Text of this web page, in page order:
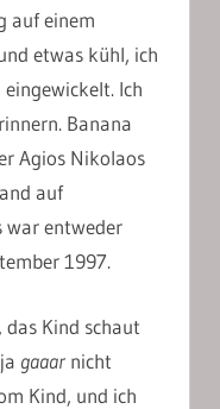
auf einem
etwas kühl, ich
Ich
Banana
Agios Nikolaos
auf
war entweder
1997.
das Kind schaut
gaaar nicht
Kind, und ich